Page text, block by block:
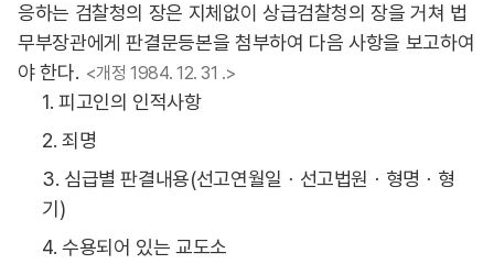
응하는 검찰청의 장은 지체없이 상급검찰청의 장을 거쳐 법
무부장관에게 판결문등본을 첨부하여 다음 사항을 보고하여
야 한다. <개정 1984. 12. 31 .>
1. 피고인의 인적사항
2. 죄명
3. 심급별 판결내용(선고연월일ㆍ선고법원ㆍ형명ㆍ형
기)
4. 수용되어 있는 교도소